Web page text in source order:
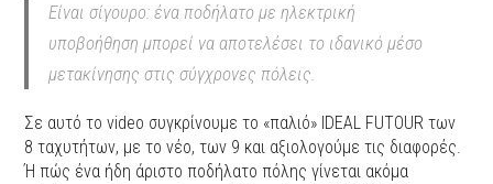
Είναι σίγουρο: ένα ποδήλατο με ηλεκτρική
υποβοήθηση μπορεί να αποτελέσει το ιδανικό μέσο
μετακίνησης στις σύγχρονες πόλεις.
Σε αυτό το video συγκρίνουμε το «παλιό» IDEAL FUTOUR των
8 ταχυτήτων, με το νέο, των 9 και αξιολογούμε τις διαφορές.
Ή πώς ένα ήδη άριστο ποδήλατο πόλης γίνεται ακόμα